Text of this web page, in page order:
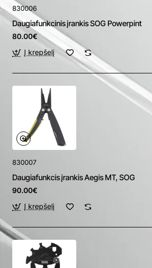
830006
Daugiafunkcinis įrankis SOG Powerpint
80.00€
Į krepšelį
830007
Daugiafunkcis įrankis Aegis MT, SOG
90.00€
Į krepšelį